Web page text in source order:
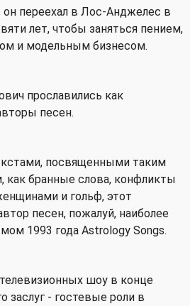
переехал в Лос-Анджелес в
лет, чтобы заняться пением,
и модельным бизнесом.
прославились как
песен.
посвященными таким
как бранные слова, конфликты
и гольф, этот
песен, пожалуй, наиболее
1993 года Astrology Songs.
шоу в конце
заслуг - гостевые роли в